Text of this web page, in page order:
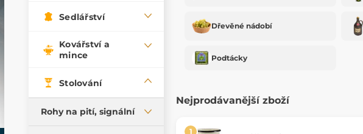
Sedlářství
Kovářství a
mince
Stolování
Rohy na pití, signální
Dřevěné nádobí
Podtácky
Nejprodávanější zboží